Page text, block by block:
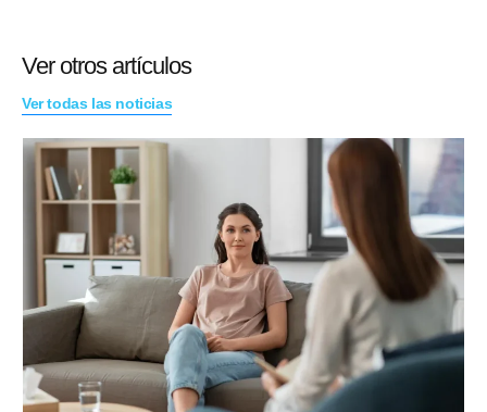
Ver otros artículos
Ver todas las noticias